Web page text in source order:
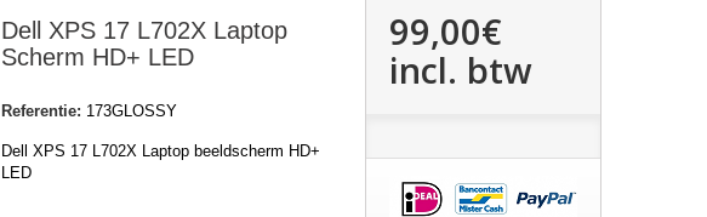
Dell XPS 17 L702X Laptop
Scherm HD+ LED
Referentie: 173GLOSSY
Dell XPS 17 L702X Laptop beeldscherm HD+
LED
99,00€
incl. btw